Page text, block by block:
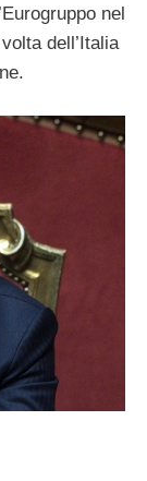
nel
dell’Italia